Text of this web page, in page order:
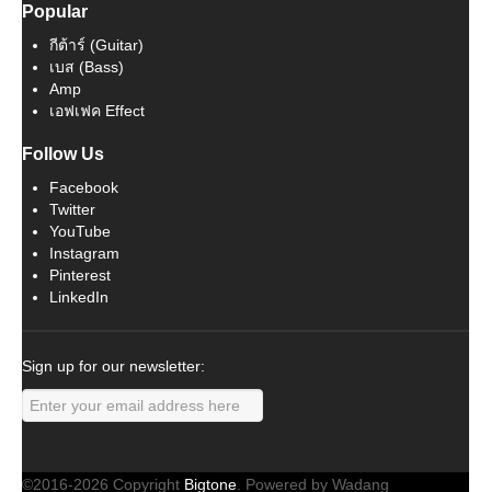
Popular
กีต้าร์ (Guitar)
เบส (Bass)
Amp
เอฟเฟค Effect
Follow Us
Facebook
Twitter
YouTube
Instagram
Pinterest
LinkedIn
Sign up for our newsletter:
©2016-2026 Copyright Bigtone . Powered by Wadang